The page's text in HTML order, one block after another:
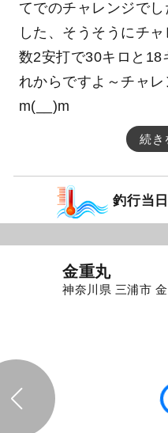
シナギ）
久しぶりの釣果速報で
てでのチャレンジで
した、そうそうにチャ
数2安打で30キロと
れからですよ～チャ
m(__)m
続